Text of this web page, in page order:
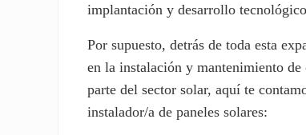
implantación y desarrollo
Por supuesto, detrás de toda esta
en la instalación y mantenimiento
parte del sector solar, aquí te
instalador/a de paneles solares: